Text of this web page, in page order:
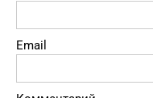
Email